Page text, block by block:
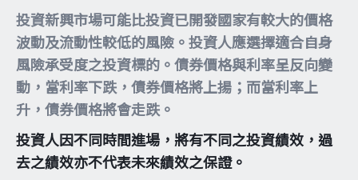
投資新興市場可能比投資已開發國家有較大的價格
波動及流動性較低的風險。投資人應選擇適合自身
風險承受度之投資標的。債券價格與利率呈反向變
動，當利率下跌，債券價格將上揚；而當利率上
升，債券價格將會走跌。
投資人因不同時間進場，將有不同之投資績效，過
去之績效亦不代表未來績效之保證。